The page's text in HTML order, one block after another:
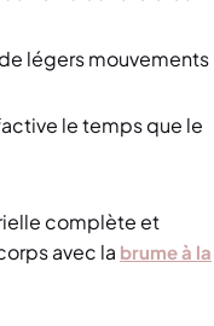
légers mouvements
le temps que le
complète et
avec la brume à la